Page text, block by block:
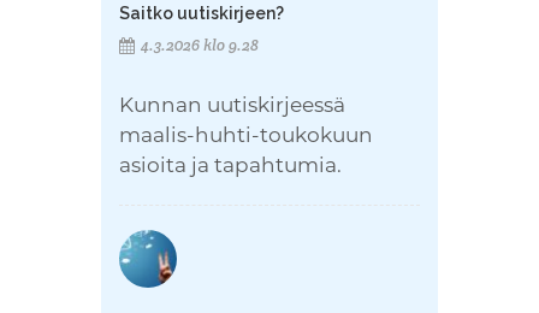
Saitko uutiskirjeen?
4.3.2026 klo 9.28
Kunnan uutiskirjeessä
maalis-huhti-toukokuun
asioita ja tapahtumia.